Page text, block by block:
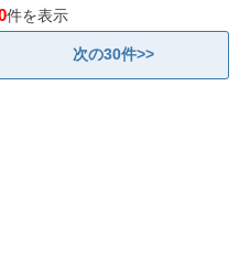
件を表示
次の30件>>